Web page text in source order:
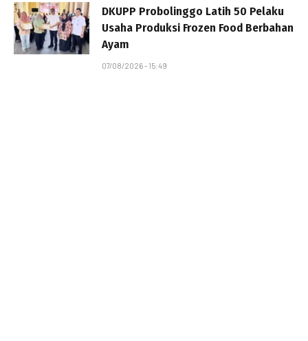
DKUPP Probolinggo Latih 50 Pelaku
Usaha Produksi Frozen Food Berbahan
Ayam
07/08/2026 - 15:49